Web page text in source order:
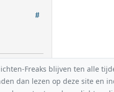
Freaks blijven ten alle
dan lezen op deze site en